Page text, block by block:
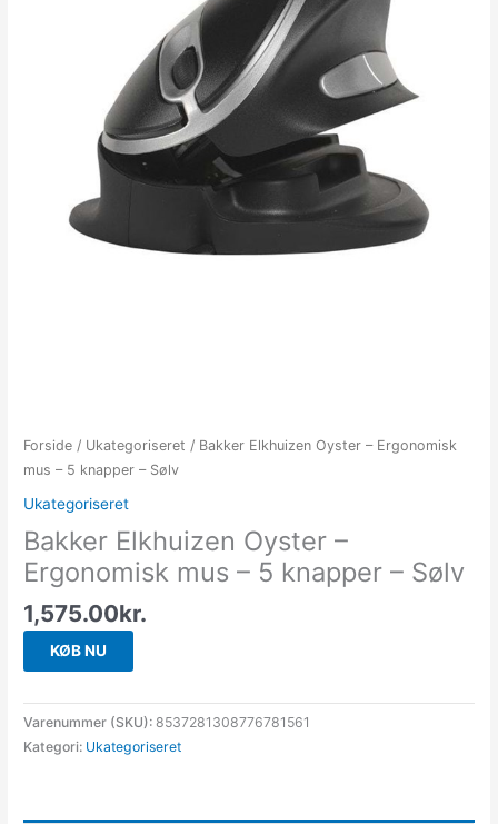
Forside / Ukategoriseret / Bakker Elkhuizen Oyster – Ergonomisk
mus – 5 knapper – Sølv
Ukategoriseret
Bakker Elkhuizen Oyster –
Ergonomisk mus – 5 knapper – Sølv
1,575.00kr.
KØB NU
Varenummer (SKU):8537281308776781561
Kategori: Ukategoriseret